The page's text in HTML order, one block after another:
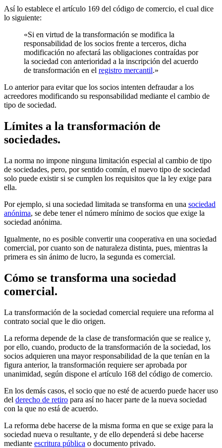
Así lo establece el artículo 169 del código de comercio, el cual dice
lo siguiente:
«Si en virtud de la transformación se modifica la
responsabilidad de los socios frente a terceros, dicha
modificación no afectará las obligaciones contraídas por
la sociedad con anterioridad a la inscripción del acuerdo
de transformación en el registro mercantil.»
Lo anterior para evitar que los socios intenten defraudar a los
acreedores modificando su responsabilidad mediante el cambio de
tipo de sociedad.
Límites a la transformación de
sociedades.
La norma no impone ninguna limitación especial al cambio de tipo
de sociedades, pero, por sentido común, el nuevo tipo de sociedad
solo puede existir si se cumplen los requisitos que la ley exige para
ella.
Por ejemplo, si una sociedad limitada se transforma en una sociedad
anónima, se debe tener el número mínimo de socios que exige la
sociedad anónima.
Igualmente, no es posible convertir una cooperativa en una sociedad
comercial, por cuanto son de naturaleza distinta, pues, mientras la
primera es sin ánimo de lucro, la segunda es comercial.
Cómo se transforma una sociedad
comercial.
La transformación de la sociedad comercial requiere una reforma al
contrato social que le dio origen.
La reforma depende de la clase de transformación que se realice y,
por ello, cuando, producto de la transformación de la sociedad, los
socios adquieren una mayor responsabilidad de la que tenían en la
figura anterior, la transformación requiere ser aprobada por
unanimidad, según dispone el artículo 168 del código de comercio.
En los demás casos, el socio que no esté de acuerdo puede hacer uso
del derecho de retiro para así no hacer parte de la nueva sociedad
con la que no está de acuerdo.
La reforma debe hacerse de la misma forma en que se exige para la
sociedad nueva o resultante, y de ello dependerá si debe hacerse
mediante escritura pública o documento privado.